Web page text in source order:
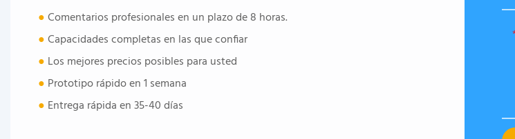
●Comentarios profesionales en un plazo de 8 horas.
●Capacidades completas en las que confiar
● Los mejores precios posibles para usted
● Prototipo rápido en 1 semana
● Entrega rápida en 35-40 días